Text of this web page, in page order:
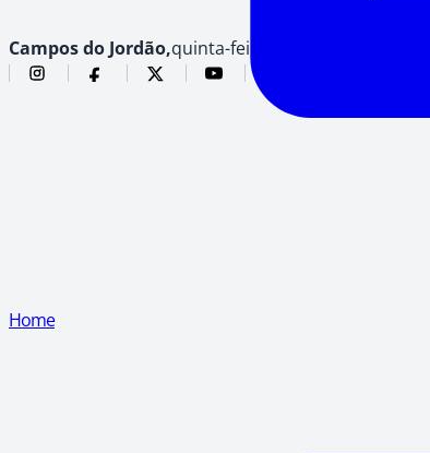
Campos do Jordão,quinta-feira, 6 de agosto de 2026
Home